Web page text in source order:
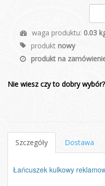
waga produktu: 0.03
produkt nowy
produkt na
Nie wiesz czy to dobry
Szczegóły Dostawa
Łańcuszek kulkowy